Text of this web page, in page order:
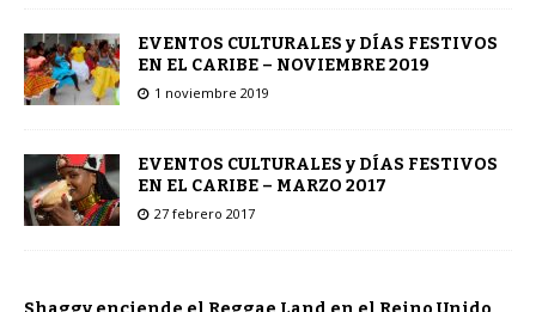
EVENTOS CULTURALES y DÍAS FESTIVOS
EN EL CARIBE – NOVIEMBRE 2019
1 noviembre 2019
EVENTOS CULTURALES y DÍAS FESTIVOS
EN EL CARIBE – MARZO 2017
27 febrero 2017